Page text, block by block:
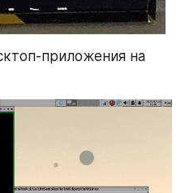
приложения на